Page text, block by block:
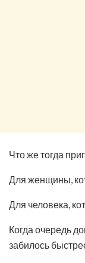
Что же тогда
Для женщины,
Для человека,
Когда очередь
забилось